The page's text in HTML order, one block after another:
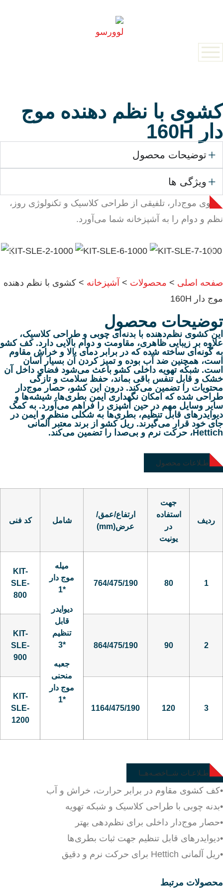
کشوی با نظم دهنده موج
دار 160H
توضیحات محصول
ویژگی ها
کشوی موج‌دار، تلفیقی از طراحی کلاسیک و تکنولوژی روز،
نظم و دوام را به آشپزخانه شما می‌آورد.
صفحه اصلی > محصولات > آشپزخانه > کشوی با نظم دهنده
موج دار 160H
توضیحات محصول
این کشوی نظم‌دهنده با بدنه‌ای چوبی و طراحی کلاسیک،
علاوه بر زیبایی ظاهری، مقاومت و دوام بالایی دارد. کف کشو
به گونه‌ای ساخته شده که در برابر دمای بالا و خراش مقاوم
است، همچنین ضد آب بوده و تمیز کردن آن بسیار آسان
است. شبکه تهویه داخلی کشو باعث می‌شود فضای داخل آن
خشک و قابل تنفس باقی بماند، حفظ سلامت و تازگی
محتویات را تضمین می‌کند. درون این کشو، حصار موج‌دار
طراحی شده که امکان نگهداری ایمن بطری‌ها، شیشه‌ها و
سایر وسایل مهم در حین آشپزی را فراهم می‌آورد. به کمک
دیوایدرهای قابل تنظیم، بطری‌ها به شکلی منظم و ایمن در
جای خود قرار می‌گیرند. ریل کشو از برند معتبر آلمانی
Hettich، حرکت نرم و بی‌صدا را تضمین می‌کند.
اطـلاعات محصول
ردیف
جهت
استفاده
در
یونیت
ارتفاع/عمق/
عرض(mm)
شامل کد فنی
1
80
764/475/190
میله
موج دار
*1
دیوایدر
قابل
تنظیم
*3
جعبه
منحنی
موج دار
*1
KIT-
SLE-
800
2
90
864/475/190
KIT-
SLE-
900
3
120
1164/475/190
KIT-
SLE-
1200
اطـلاعـات شــاخصـه‌هــا
•کف کشوی مقاوم در برابر حرارت، خراش و آب
•بدنه چوبی با طراحی کلاسیک و شبکه تهویه
•حصار موج‌دار داخلی برای نظم‌دهی بهتر
•دیوایدرهای قابل تنظیم جهت ثبات بطری‌ها
•ریل آلمانی Hettich برای حرکت نرم و دقیق
محصولات مرتبط